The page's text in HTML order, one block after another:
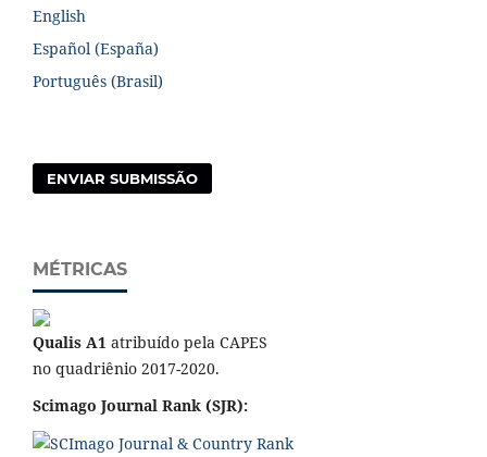
English
Español (España)
Português (Brasil)
ENVIAR SUBMISSÃO
MÉTRICAS
Qualis A1 atribuído pela CAPES
no quadriênio 2017-2020.
Scimago Journal Rank (SJR):